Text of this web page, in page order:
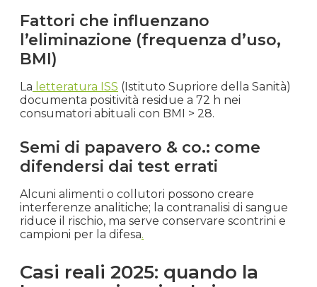
Fattori che influenzano
l’eliminazione (frequenza d’uso,
BMI)
La letteratura ISS (Istituto Supriore della Sanità)
documenta positività residue a 72 h nei
consumatori abituali con BMI > 28.
Semi di papavero & co.: come
difendersi dai test errati
Alcuni alimenti o collutori possono creare
interferenze analitiche; la contranalisi di sangue
riduce il rischio, ma serve conservare scontrini e
campioni per la difesa.
Casi reali 2025: quando la